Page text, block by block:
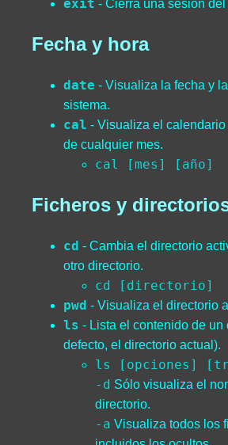
exit - Cierra una sesión del
Fecha y hora
date - Visualiza la fecha y
sistema.
cal - Visualiza el
de cualquier mes.
cal [mes] [año]
Ficheros y
cd - Cambia el directorio
otro directorio.
cd [directorio]
pwd - Visualiza el directorio
ls - Lista el contenido de un
defecto, el directorio actual).
ls [opciones]
-d Sólo visualiza el
directorio.
-a Visualiza todos los